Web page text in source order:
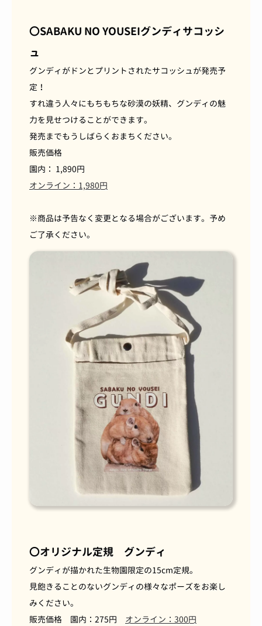
〇SABAKU NO YOUSEIグンディサコッシ
ュ
グンディがドンとプリントされたサコッシュが発売予
定！
すれ違う人々にもちもちな砂漠の妖精、グンディの魅
力を見せつけることができます。
発売までもうしばらくおまちください。
販売価格
園内： 1,890円
オンライン：1,980円
※商品は予告なく変更となる場合がございます。予め
ご了承ください。
〇オリジナル定規 グンディ
グンディが描かれた生物園限定の15cm定規。
見飽きることのないグンディの様々なポーズをお楽し
みください。
販売価格 園内：275円 オンライン：300円